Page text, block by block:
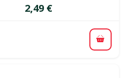
Cena
2,49 €